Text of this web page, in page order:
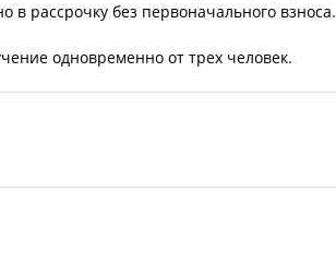
в рассрочку без первоначального взноса.
одновременно от трех человек.